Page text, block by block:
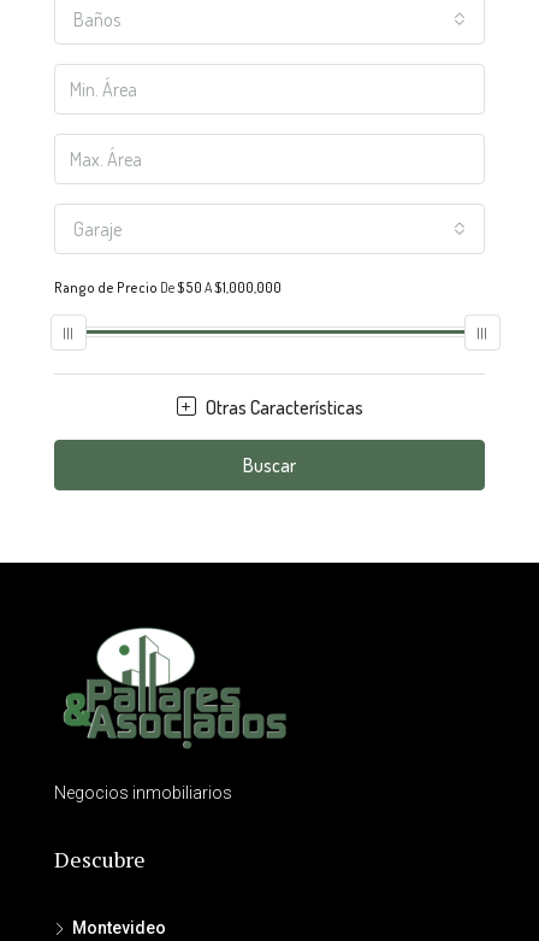
Baños
Garaje
Rango de Precio De$50 A$1,000,000
Otras Características
Buscar
Negocios inmobiliarios
Descubre
Montevideo